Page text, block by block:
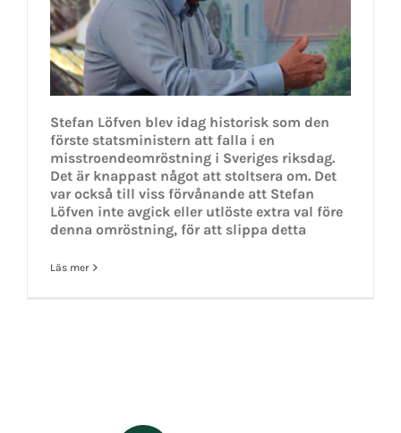
Stefan Löfven blev idag historisk som den
förste statsministern att falla i en
misstroendeomröstning i Sveriges riksdag.
Det är knappast något att stoltsera om. Det
var också till viss förvånande att Stefan
Löfven inte avgick eller utlöste extra val före
denna omröstning, för att slippa detta
Läs mer